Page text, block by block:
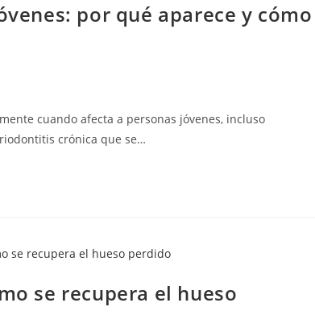
por qué aparece y cómo
cuando afecta a personas jóvenes, incluso
crónica que se…
se recupera el hueso